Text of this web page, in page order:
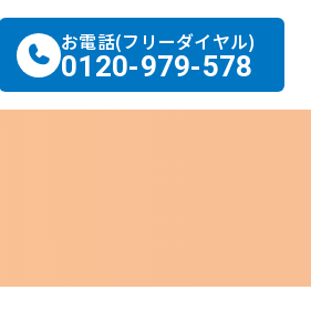
お電話(フリーダイヤル)
0120-979-578